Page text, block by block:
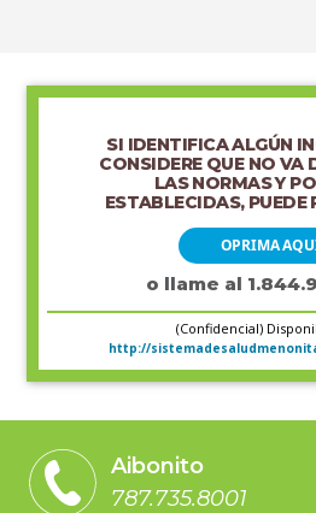
SI IDENTIFICA ALGÚN
CONSIDERE QUE NO VA
LAS NORMAS Y
ESTABLECIDAS, PUEDE
OPRIMA
o llame al
(Confidencial)
http://
Aibonito
787.735.8001